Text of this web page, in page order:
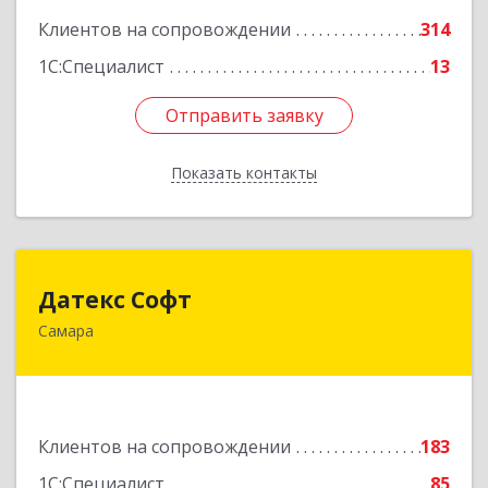
Клиентов на сопровождении
314
1С:Специалист
13
Отправить заявку
Показать контакты
Отправить заявку
Назад
Датекс Софт
Самара
Клиентов на сопровождении
183
443070, Самарская обл, Самара г, Партизанская